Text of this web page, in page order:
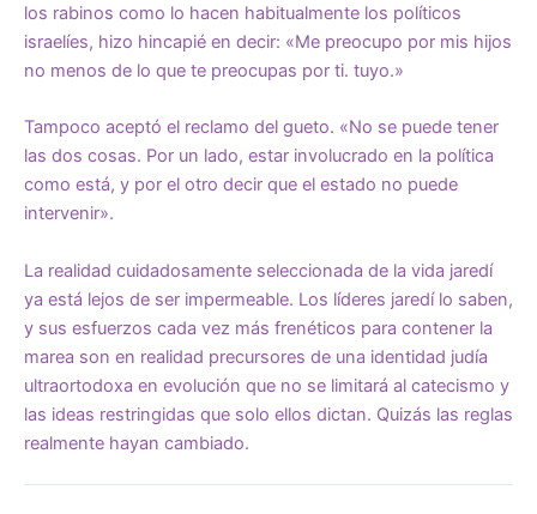
los rabinos como lo hacen habitualmente los políticos
israelíes, hizo hincapié en decir: «Me preocupo por mis hijos
no menos de lo que te preocupas por ti. tuyo.»
Tampoco aceptó el reclamo del gueto. «No se puede tener
las dos cosas. Por un lado, estar involucrado en la política
como está, y por el otro decir que el estado no puede
intervenir».
La realidad cuidadosamente seleccionada de la vida jaredí
ya está lejos de ser impermeable. Los líderes jaredí lo saben,
y sus esfuerzos cada vez más frenéticos para contener la
marea son en realidad precursores de una identidad judía
ultraortodoxa en evolución que no se limitará al catecismo y
las ideas restringidas que solo ellos dictan. Quizás las reglas
realmente hayan cambiado.